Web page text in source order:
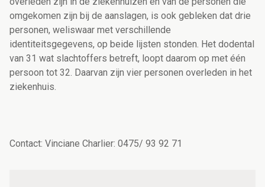
omgekomen zijn bij de aanslagen, is ook gebleken dat drie
personen, weliswaar met verschillende
identiteitsgegevens, op beide lijsten stonden. Het dodental
van 31 wat slachtoffers betreft, loopt daarom op met één
persoon tot 32. Daarvan zijn vier personen overleden in het
ziekenhuis.
Contact: Vinciane Charlier: 0475/ 93 92 71